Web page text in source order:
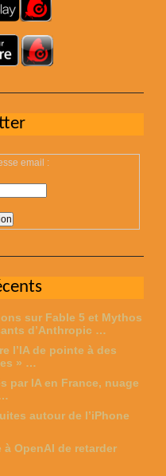
email :
sur Fable 5 et Mythos
d’Anthropic …
l’IA de pointe à des
» …
par IA en France, nuage
autour de l’iPhone
OpenAI de retarder